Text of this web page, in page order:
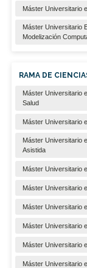
Máster Universitario
Máster Universitario
Modelización
RAMA DE
Máster Universitario
Salud
Máster Universitario
Máster Universitario
Asistida
Máster Universitario
Máster Universitario
Máster Universitario
Máster Universitario
Máster Universitario
Máster Universitario